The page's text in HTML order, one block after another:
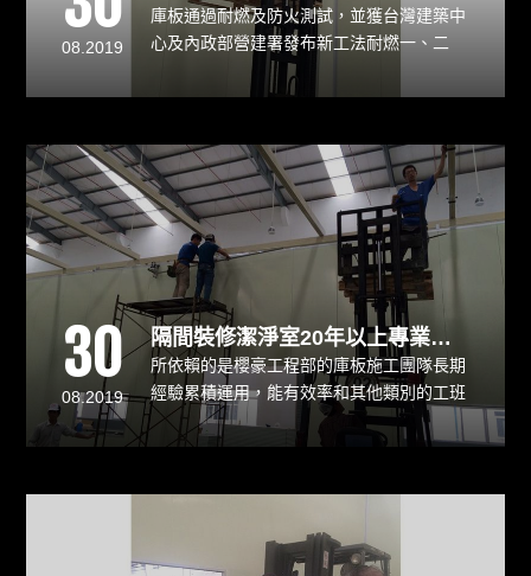
08.2019
庫板通過耐燃及防火測試，並獲台灣建築中
心及內政部營建署發布新工法耐燃一、二
級、防火一小時證明。牆板的安裝應從拐角
處開始安裝。按照排板圖，將需要安裝的拐
固定蘑菇頭尼龍螺栓的角鐵件型號，在板寬
中間相應標高位置鑽一個孔。
30
08.2019
隔間裝修潔淨室20年以上專業經驗，無塵、防火、安全，價格經濟實惠、施工期短
所依賴的是櫻豪工程部的庫板施工團隊長期
經驗累積運用，能有效率和其他類別的工班
團隊配合，能達到日翔軟板科技要求，是我
們的榮幸。當然在過程中還是難免會遇到其
在學習中成長，讓櫻豪團隊的庫板施工品質